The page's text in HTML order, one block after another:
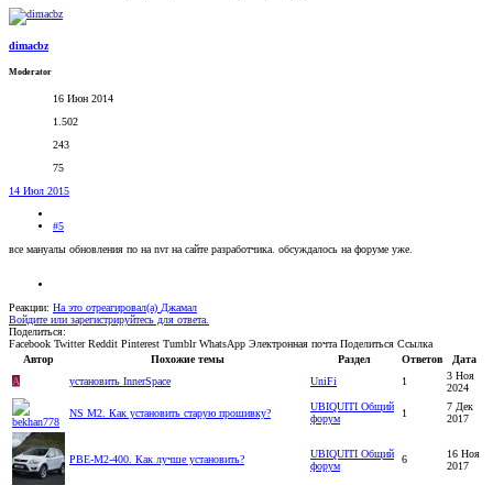
dimacbz
Moderator
16 Июн 2014
1.502
243
75
14 Июл 2015
#5
все мануалы обновления по на nvr на сайте разработчика. обсуждалось на форуме уже.
Реакции: На это отреагировал(а) Джамал
Войдите или зарегистрируйтесь для ответа.
Поделиться:
Facebook Twitter Reddit Pinterest Tumblr WhatsApp Электронная почта Поделиться Ссылка
Автор
Похожие темы Раздел Ответов
Дата
A
установить InnerSpace UniFi 1
3 Ноя
2024
NS M2. Как установить старую прошивку?
UBIQUITI Общий
форум
1
7 Дек
2017
PBE-M2-400. Как лучше установить?
UBIQUITI Общий
форум
6
16 Ноя
2017